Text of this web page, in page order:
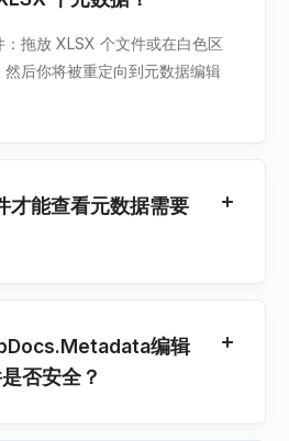
拖放 XLSX 个文件或在白色区
后你将被重定向到元数据编辑
才能查看元数据需要
编辑
否安全？